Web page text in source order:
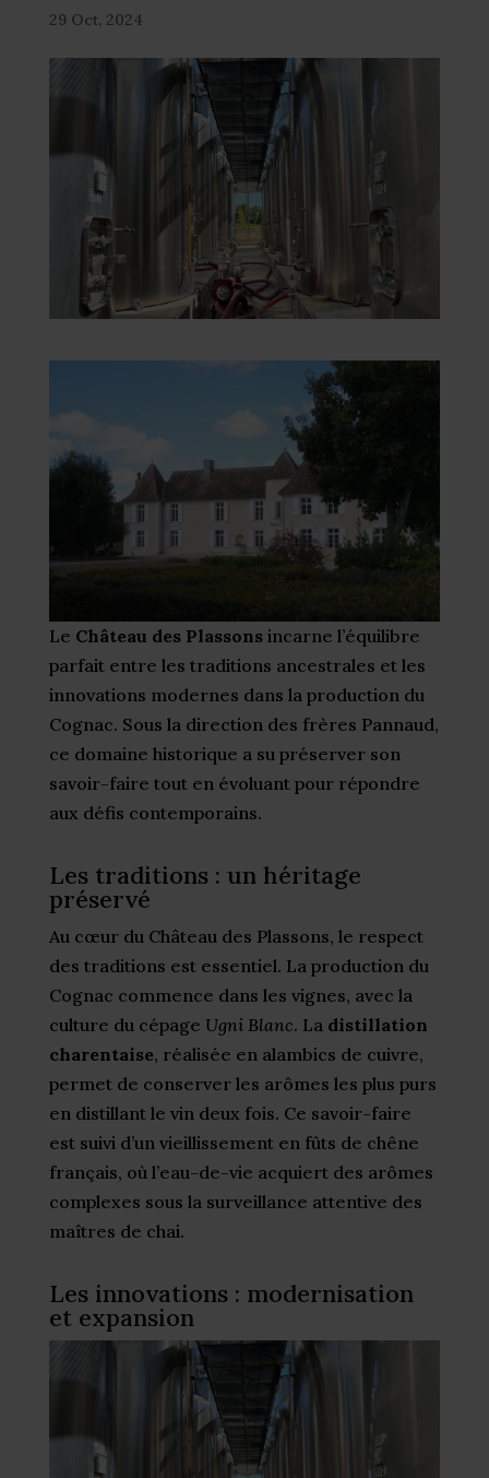
29 Oct, 2024
Le Château des Plassonsincarne l’équilibre
parfait entre les traditions ancestrales et les
innovations modernes dans la production du
Cognac. Sous la direction des frères Pannaud,
ce domaine historique a su préserver son
savoir-faire tout en évoluant pour répondre
aux défis contemporains.
Les traditions : un héritage
préservé
Au cœur du Château des Plassons, le respect
des traditions est essentiel. La production du
Cognac commence dans les vignes, avec la
culture du cépage Ugni Blanc. La distillation
charentaise, réalisée en alambics de cuivre,
permet de conserver les arômes les plus purs
en distillant le vin deux fois. Ce savoir-faire
est suivi d’un vieillissement en fûts de chêne
français, où l’eau-de-vie acquiert des arômes
complexes sous la surveillance attentive des
maîtres de chai.
Les innovations : modernisation
et expansion